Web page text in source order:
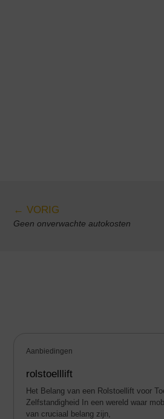
← VORIG
Geen onverwachte autokosten
Aanbiedingen
rolstoelllift
Het Belang van een Rolstoellift voor
Zelfstandigheid In een wereld waar
van cruciaal belang zijn,